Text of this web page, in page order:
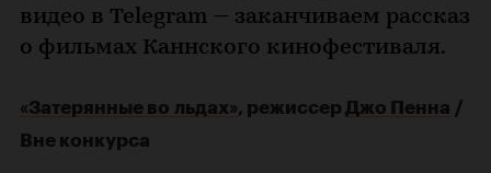
видео в Telegram — заканчиваем рассказ
о фильмах Каннского кинофестиваля.
«Затерянные во льдах», режиссер Джо Пенна /
Вне конкурса